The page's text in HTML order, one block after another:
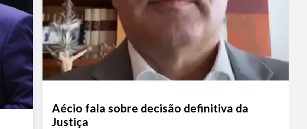
Aécio fala sobre decisão definitiva da
Justiça